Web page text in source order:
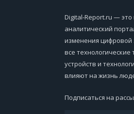
Digital-Report.ru —
аналитический
изменения
все
устройств и
влияют на жизнь
Подписаться на